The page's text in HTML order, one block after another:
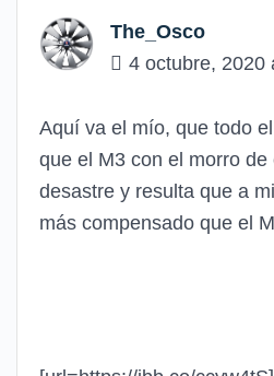
The_Osco
4 octubre, 2020
Aquí va el mío, que todo
que el M3 con el morro
desastre y resulta que a
más compensado que el